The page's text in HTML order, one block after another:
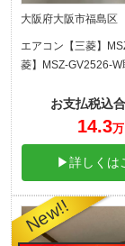
大阪府大阪市福島区
エアコン【三菱】
菱】MSZ-GV2526-
お支払税込
14.3
▶詳しくは